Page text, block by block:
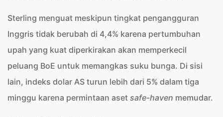
Sterling menguat meskipun tingkat pengangguran
Inggris tidak berubah di 4,4% karena pertumbuhan
upah yang kuat diperkirakan akan memperkecil
peluang BoE untuk memangkas suku bunga. Di sisi
lain, indeks dolar AS turun lebih dari 5% dalam tiga
minggu karena permintaan aset safe-haven memudar.